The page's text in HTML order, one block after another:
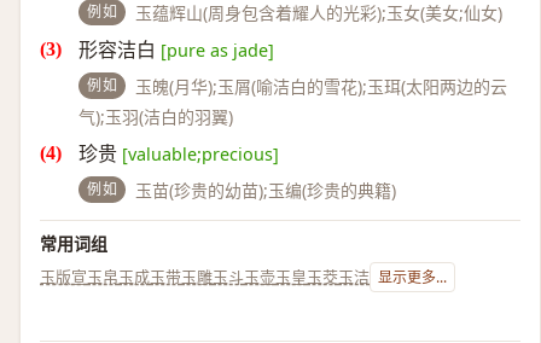
例如 玉蕴辉山(周身包含着耀人的光彩);玉女(美女;仙女)
形容洁白 [pure as jade]
例如
玉魄(月华);玉屑(喻洁白的雪花);玉珥(太阳两边的云
气);玉羽(洁白的羽翼)
珍贵 [valuable;precious]
例如 玉苗(珍贵的幼苗);玉编(珍贵的典籍)
常用词组
玉版宣玉帛玉成玉带玉雕玉斗玉壶玉皇玉茭玉洁 显示更多...